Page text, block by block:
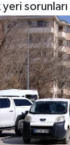
yeri